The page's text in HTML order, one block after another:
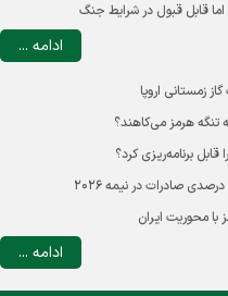
ادامه ...
زمستانی اروپا
برنامه‌ریزی کرد؟
با محوریت ایران
ادامه ...